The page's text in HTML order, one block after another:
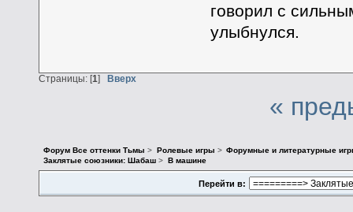
говорил с
улыбнулся.
Страницы: [1] Вверх
«
Форум Все оттенки Тьмы > Ролевые игры > Форумные и литературные
Заклятые союзники: Шабаш > В машине
Перейти в: